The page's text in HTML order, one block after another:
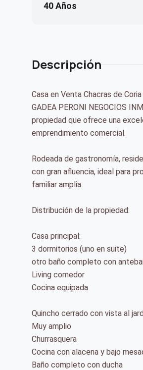
40 Años
Descripción
Casa en Venta Chacras de
GADEA PERONI NEGOCIOS
propiedad que ofrece una
emprendimiento comercial.
Rodeada de gastronomía,
con gran afluencia, ideal para
familiar amplia.
Distribución de la propiedad:
Casa principal:
3 dormitorios (uno en suite)
otro baño completo con
Living comedor
Cocina equipada
Quincho cerrado con vista al
Muy amplio
Churrasquera
Cocina con alacena y bajo
Baño completo con ducha